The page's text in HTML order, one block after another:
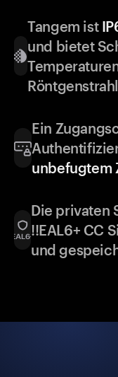
Tangem ist
und bietet
Ein
unbefugtem
Die privaten
!!EAL6+ CC
und